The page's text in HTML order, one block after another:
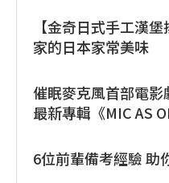
【金奇日式手工漢
家的日本家常美味
催眠麥克風首部電
最新專輯《MIC AS
6位前輩備考經驗 助